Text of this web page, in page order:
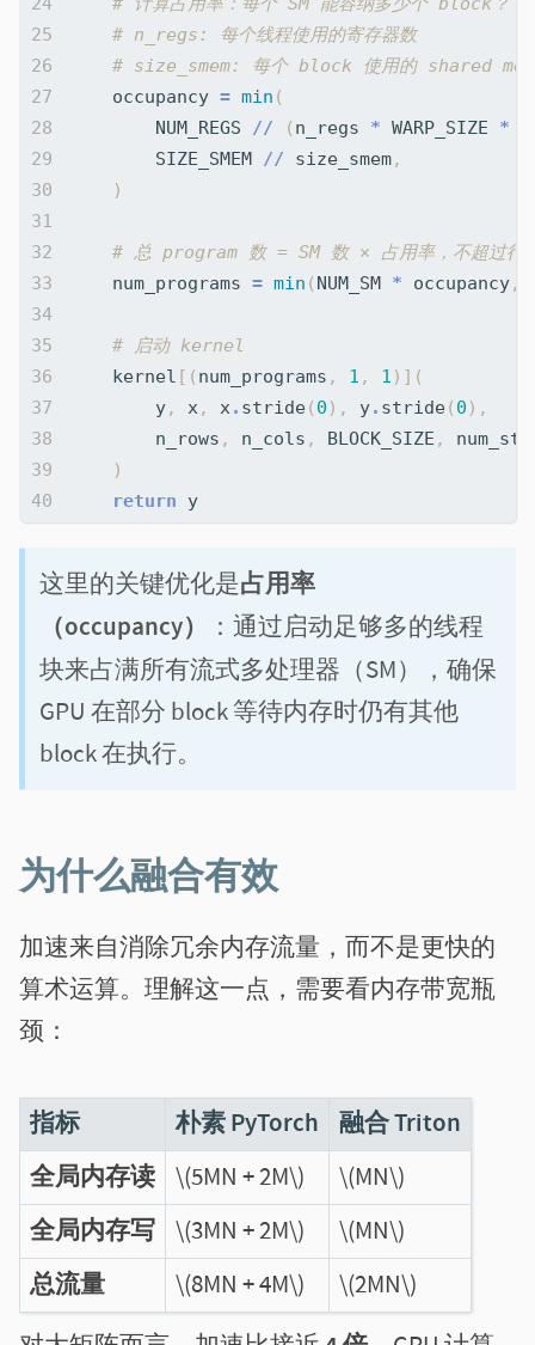
# n_regs: 每个线程使用的寄存器数
# size_smem: 每个 block 使用的 shared
occupancy = min (
NUM_REGS
// ( n_regs * WARP_SIZE *
SIZE_SMEM // size_smem,
)
# 总 program 数 = SM 数 × 占用率，不超过行
num_programs = min ( NUM_SM * occupancy,
# 启动 kernel
kernel [( num_programs , 1 , 1 )](
y, x, x. stride( 0 ), y. stride( 0 ),
n_rows , n_cols , BLOCK_SIZE ,
)
return
y
这里的关键优化是占用率
（occupancy）
：通过启动足够多的线程
块来占满所有流式多处理器（SM），确保
GPU 在部分 block 等待内存时仍有其他
block 在执行。
为什么融合有效
加速来自消除冗余内存流量，而不是更快的
算术运算。理解这一点，需要看内存带宽瓶
颈：
指标 朴素 PyTorch
融合 Triton
全局内存读
\(5MN + 2M\) \(MN\)
全局内存写 \(3MN + 2M\) \(MN\)
总流量 \(8MN + 4M\)
\(2MN\)